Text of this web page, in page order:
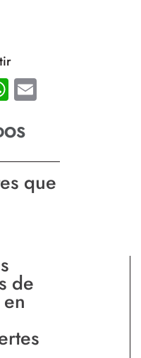
WhatsApp
que
de